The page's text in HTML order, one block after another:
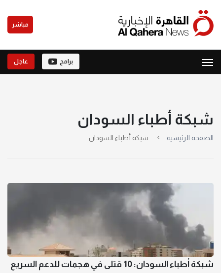
مباشر
برامج عاجل
شبكة أطباء السودان
الصفحة الرئيسية شبكة أطباء السودان
شبكة أطباء السودان: 10 قتلى في هجمات للدعم السريع